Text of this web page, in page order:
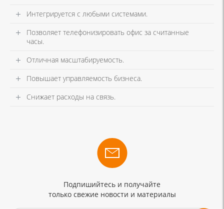
Интегрируется с любыми системами.
Позволяет телефонизировать офис за считанные
часы.
Отличная масштабируемость.
Повышает управляемость бизнеса.
Снижает расходы на связь.
Подпишийтесь и получайте
только свежие новости и материалы